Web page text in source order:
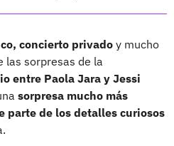
concierto privado y mucho
las sorpresas de la
entre Paola Jara y Jessi
sorpresa mucho más
parte de los detalles curiosos